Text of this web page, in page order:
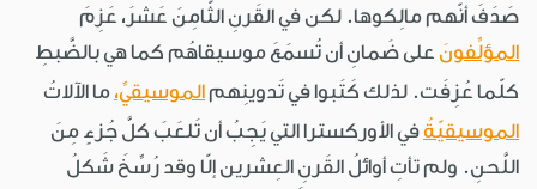
صَدَفَ أنّهم مالِكوها. لكن في القَرنِ الثّامِنَ عَشرَ، عَزِمَ
المؤلِّفونَ على ضَمانِ أن تُسمَعَ موسيقاهُم كما هي بالضَّبطِ
كلّما عُزِفَت. لذلك كَتَبوا في تَدوينِهم الموسيقيِّ، ما الآلاتُ
الموسيقيّةُ في الأوركسترا التي يَجِبُ أن تَلعَبَ كلَّ جُزءٍ مِنَ
اللَّحنِ. ولم تأتِ أوائلُ القَرنِ العِشرين إلّا وقد رُسِّخَ شَكلُ